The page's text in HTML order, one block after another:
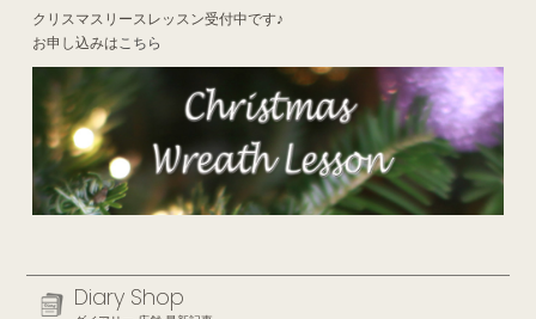
クリスマスリースレッスン受付中です♪
お申し込みはこちら
Diary Shop